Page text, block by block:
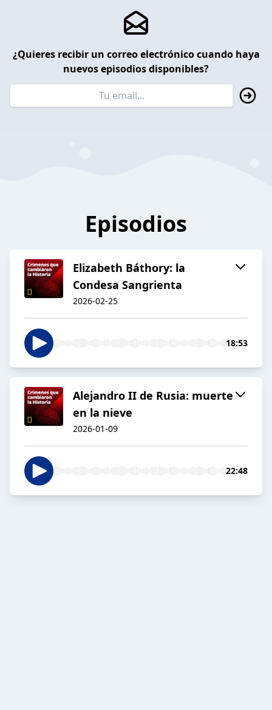
¿Quieres recibir un correo electrónico cuando haya
nuevos episodios disponibles?
Episodios
Elizabeth Báthory: la
Condesa Sangrienta
2026-02-25
18:53
Alejandro II de Rusia: muerte
en la nieve
2026-01-09
22:48